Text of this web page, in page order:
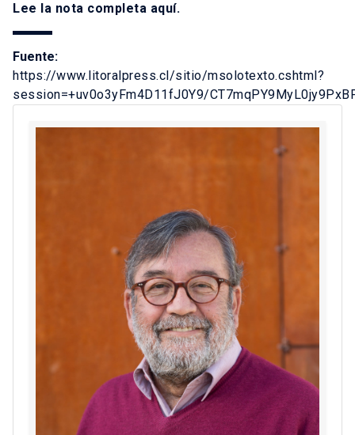
Lee la nota completa aquí.
Fuente:
https://www.litoralpress.cl/sitio/msolotexto.cshtml?
session=+uv0o3yFm4D11fJ0Y9/